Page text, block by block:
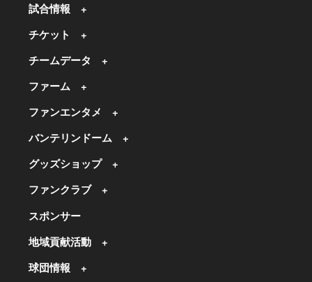
試合情報
チケット
チームデータ
ファーム
ファンエンタメ
バンテリンドーム
グッズショップ
ファンクラブ
スポンサー
地域貢献活動
球団情報